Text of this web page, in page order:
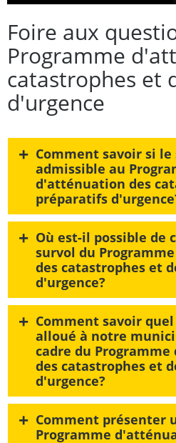
Foire aux
Programme
catastrophes et
d'urgence
+ Comment savoir si
admissible au
d'atténuation des
préparatifs
+ Où est-il possible de
survol du
des catastrophes et
d'urgence?
+ Comment savoir
alloué à notre
cadre du
des catastrophes et
d'urgence?
+ Comment présenter
Programme